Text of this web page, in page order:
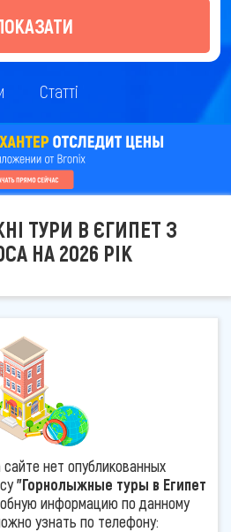
Статті
ТУРИ В ЄГИПЕТ З
НА 2026 РІК
нет опубликованных
"Горнолыжные туры в Египет
информацию по данному
узнать по телефону: